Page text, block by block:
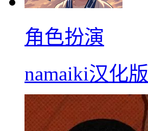
角色扮演
namaiki汉化版